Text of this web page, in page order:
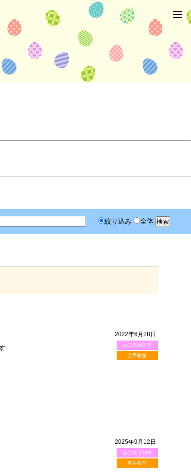
絞り込み 全体
2022年6月28日
山口県岩国市
空手教室
2025年9月12日
山口県下関市
空手教室